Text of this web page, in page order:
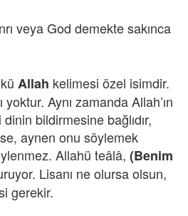
veya God demekte sakınca
Allah kelimesi özel isimdir.
yoktur. Aynı zamanda Allah’ın
bildirmesine bağlıdır,
aynen onu söylemek
Allahü teâlâ, (Benim
Lisanı ne olursa olsun,
gerekir.